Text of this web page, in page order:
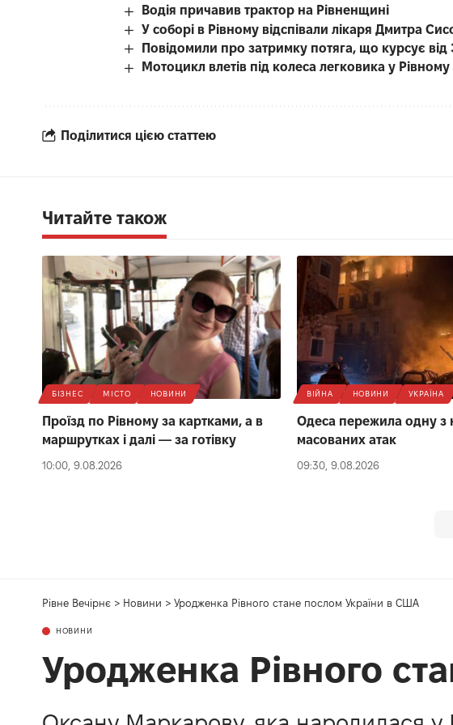
Водія причавив трактор на Рівненщині
У соборі в Рівному відспівали лікаря Дмитра
Повідомили про затримку потяга, що курсує
Мотоцикл влетів під колеса легковика у Рівному
Поділитися цією статтею
Читайте також
БІЗНЕС МІСТО НОВИНИ
Проїзд по Рівному за картками, а в
маршрутках і далі — за готівку
10:00, 9.08.2026
ВІЙНА НОВИНИ УКРАЇНА
Одеса пережила одну з
масованих атак
09:30, 9.08.2026
Рівне Вечірнє > Новини > Уродженка Рівного стане послом України в США
НОВИНИ
Уродженка Рівного